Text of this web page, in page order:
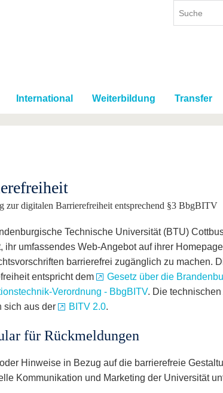
International Weiterbildung Transfer
zur digitalen Barrierefreiheit entsprechend §3 BbgBITV
Technische Universität (BTU)
ihr umfassendes Web-Angebot auf ihrer
barrierefrei zugänglich zu machen.
entspricht dem
Gesetz über die
Verordnung - BbgBITV. Die
sich aus der
BITV 2.0.
für Rückmeldungen
Hinweise in Bezug auf die barrierefreie
Kommunikation und Marketing der Universität